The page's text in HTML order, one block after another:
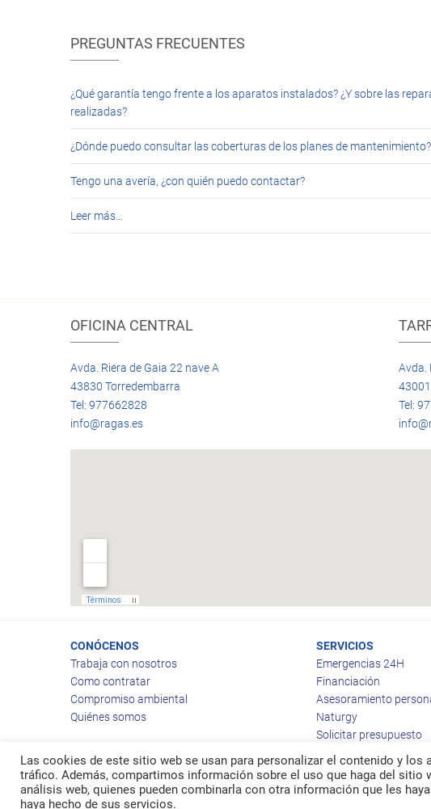
PREGUNTAS FRECUENTES
¿Qué garantía tengo frente a los aparatos instalados? ¿Y sobre las
realizadas?
¿Dónde puedo consultar las coberturas de los planes de mantenimiento?
Tengo una avería, ¿con quién puedo contactar?
Leer más…
OFICINA CENTRAL
Avda. Riera de Gaia 22 nave A
43830 Torredembarra
Tel: 977662828
info@ragas.es
Avda.
Tel:
CONÓCENOS
Trabaja con nosotros
Como contratar
Compromiso ambiental
Quiénes somos
SERVICIOS
Emergencias 24H
Financiación
Asesoramiento
Naturgy
Solicitar presupuesto
© 2026Ragas
Las cookies de este sitio web se usan para personalizar el contenido y los
tráfico. Además, compartimos información sobre el uso que haga del sitio
análisis web, quienes pueden combinarla con otra información que les
haya hecho de sus servicios.